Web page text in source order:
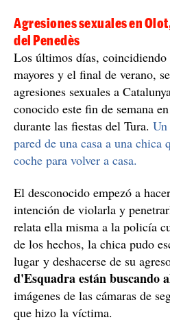
Agresiones sexuales en
del Penedès
Los últimos días, coincidiendo
mayores y el final de verano,
agresiones sexuales a
conocido este fin de semana en
durante las fiestas del Tura.
pared de una casa a una chica
coche para volver a casa.
El desconocido empezó a
intención de violarla y
relata ella misma a la policía
de los hechos, la chica pudo
lugar y deshacerse de su
d'Esquadra están buscando
imágenes de las cámaras de
que hizo la víctima.